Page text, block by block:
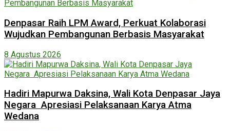
Denpasar Raih LPM Award, Perkuat Kolaborasi
Wujudkan Pembangunan Berbasis Masyarakat
8 Agustus 2026
Hadiri Mapurwa Daksina, Wali Kota Denpasar Jaya
Negara Apresiasi Pelaksanaan Karya Atma
Wedana